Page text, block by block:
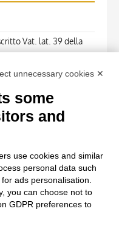
Vat. lat. 39 della
manoscritta sul verso.
istoriata, Iniziale F,
Annuncio a
unnecessary cookies ✕
some
and
use cookies and similar
personal data such
ads personalisation.
you can choose not to
GDPR preferences to